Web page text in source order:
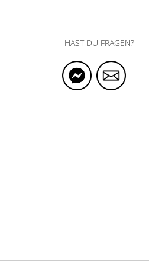
HAST DU FRAGEN?